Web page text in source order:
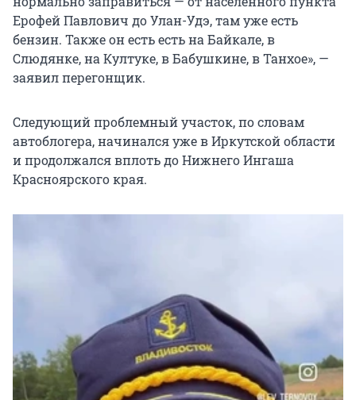
Ерофей Павлович до Улан-Удэ, там уже есть
бензин. Также он есть есть на Байкале, в
Слюдянке, на Култуке, в Бабушкине, в Танхое», —
заявил перегонщик.
Следующий проблемный участок, по словам
автоблогера, начинался уже в Иркутской области
и продолжался вплоть до Нижнего Ингаша
Красноярского края.